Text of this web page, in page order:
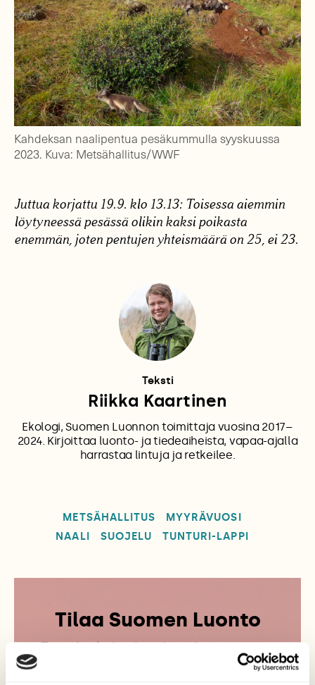
Kahdeksan naalipentua pesäkummulla syyskuussa
2023. Kuva: Metsähallitus/WWF
Juttua korjattu 19.9. klo 13.13: Toisessa aiemmin
löytyneessä pesässä olikin kaksi poikasta
enemmän, joten pentujen yhteismäärä on 25, ei 23.
Teksti
Riikka Kaartinen
Ekologi, Suomen Luonnon toimittaja vuosina 2017–
2024. Kirjoittaa luonto- ja tiedeaiheista, vapaa-ajalla
harrastaa lintuja ja retkeilee.
METSÄHALLITUS
MYYRÄVUOSI
NAALI
SUOJELU TUNTURI-LAPPI
Tilaa Suomen Luonto
Tue ajankohtaista ja asiantuntevaa
luonto- ja ympäristöjournalismia.